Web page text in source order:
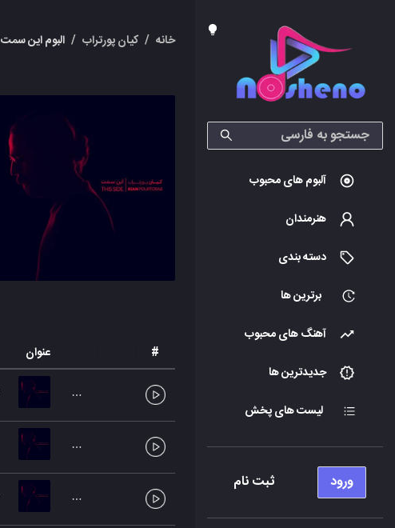
آلبوم های محبوب
هنرمندان
دسته بندی
برترین ها
آهنگ های محبوب
جدیدترین ها
لیست های پخش
ورود ثبت نام
خانه / کیان پورتراب / البوم این سمت
# عنوان